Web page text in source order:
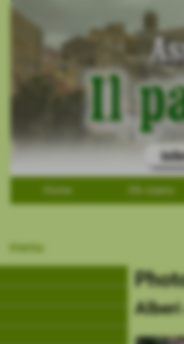
Home Chi siamo
menu
Alberi